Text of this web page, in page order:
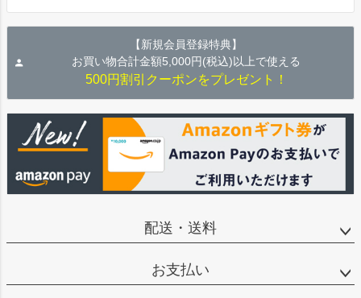
【新規会員登録特典】
お買い物合計金額5,000円(税込)以上で使える
500円割引クーポンをプレゼント！
配送・送料
お支払い